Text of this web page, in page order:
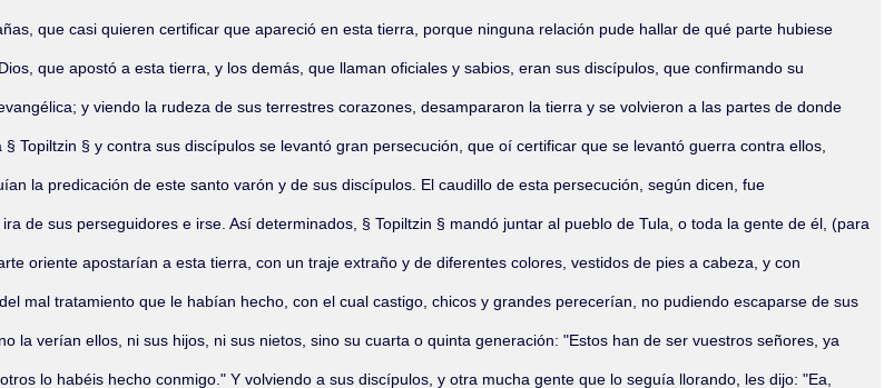
que casi quieren certificar que apareció en esta tierra, porque ninguna relación pude hallar de qué parte hubiese
que apostó a esta tierra, y los demás, que llaman oficiales y sabios, eran sus discípulos, que confirmando su
y viendo la rudeza de sus terrestres corazones, desampararon la tierra y se volvieron a las partes de donde
Topiltzin § y contra sus discípulos se levantó gran persecución, que oí certificar que se levantó guerra contra ellos,
la predicación de este santo varón y de sus discípulos. El caudillo de esta persecución, según dicen, fue
de sus perseguidores e irse. Así determinados, § Topiltzin § mandó juntar al pueblo de Tula, o toda la gente de él, (para
oriente apostarían a esta tierra, con un traje extraño y de diferentes colores, vestidos de pies a cabeza, y con
mal tratamiento que le habían hecho, con el cual castigo, chicos y grandes perecerían, no pudiendo escaparse de sus
la verían ellos, ni sus hijos, ni sus nietos, sino su cuarta o quinta generación: "Estos han de ser vuestros señores, ya
lo habéis hecho conmigo." Y volviendo a sus discípulos, y otra mucha gente que lo seguía llorando, les dijo: "Ea,